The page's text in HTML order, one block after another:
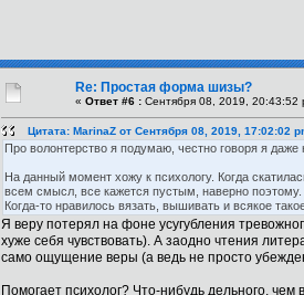
Re: Простая форма шизы?
« Ответ #6 : Сентября 08, 2019, 20:43:52
Цитата: MarinaZ от Сентября 08, 2019, 17:02:02
Про волонтерство я подумаю, честно говоря я даже
На данный момент хожу к психологу. Когда
всем смысл, все кажется пустым, наверно поэтому.
Когда-то нравилось вязать, вышивать и всякое
Я веру потерял на фоне усугубления
хуже себя чувствовать). А заодно чтения
само ощущение веры (а ведь не просто
Помогает психолог? Что-нибудь дельного,